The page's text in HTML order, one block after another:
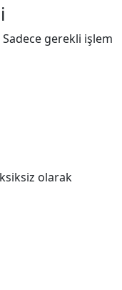
gerekli işlem
olarak